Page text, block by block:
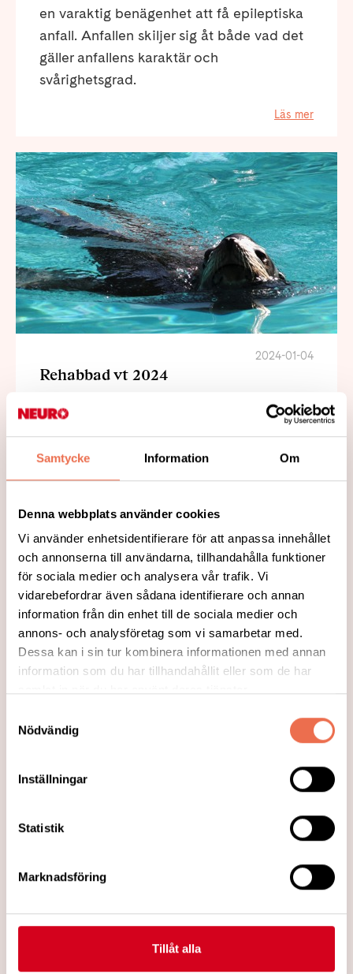
Samtycke Information Om
Denna webbplats använder cookies
Vi använder enhetsidentifierare för att anpassa innehållet
och annonserna till användarna, tillhandahålla funktioner
för sociala medier och analysera vår trafik. Vi
vidarebefordrar även sådana identifierare och annan
information från din enhet till de sociala medier och
annons- och analysföretag som vi samarbetar med.
Dessa kan i sin tur kombinera informationen med annan
information som du har tillhandahållit eller som de har
Nödvändig
Inställningar
Statistik
Marknadsföring
Tillåt alla
en varaktig benägenhet att få epileptiska
anfall. Anfallen skiljer sig åt både vad det
gäller anfallens karaktär och
svårighetsgrad.
Läs mer
2024-01-04
Rehabbad vt 2024
Rehabbadet vårterminen 2024 startar
vecka 18 och anmälningar görs till
Medlems-nytt nr 4/2023
redan i december. Vi har t.o.m. haft årets
första advent.